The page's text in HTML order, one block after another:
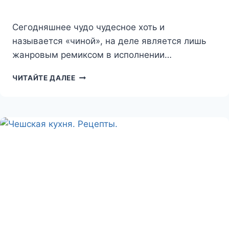
Сегодняшнее чудо чудесное хоть и
называется «чиной», на деле является лишь
жанровым ремиксом в исполнении…
ЧИТАЙТЕ ДАЛЕЕЧЕШСКАЯ